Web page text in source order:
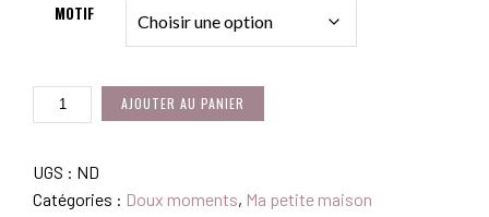
MOTIF
QUANTITÉ
DE
MAISON
AIMANTÉE
AJOUTER AU PANIER
UGS : ND
Catégories : Doux moments, Ma petite maison